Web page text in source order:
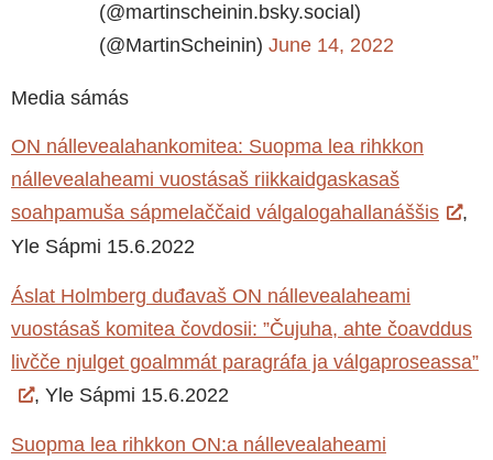
(@martinscheinin.bsky.social)
(@MartinScheinin) June 14, 2022
Media sámás
ON nállevealahankomitea: Suopma lea rihkkon
nállevealaheami vuostásaš riikkaidgaskasaš
soahpamuša sápmelaččaid válgalogahallanáššis
,
Yle Sápmi 15.6.2022
Áslat Holmberg duđavaš ON nállevealaheami
vuostásaš komitea čovdosii: ”Čujuha, ahte čoavddus
livčče njulget goalmmát paragráfa ja válgaproseassa”
, Yle Sápmi 15.6.2022
Suopma lea rihkkon ON:a nállevealaheami